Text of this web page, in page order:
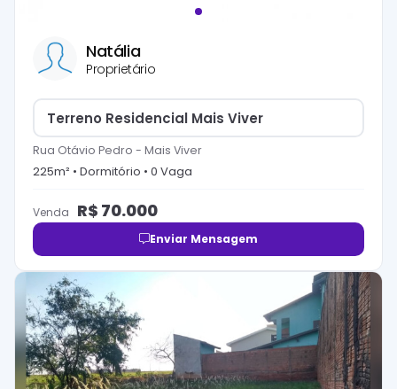
Natália
Proprietário
Terreno Residencial Mais Viver
Rua Otávio Pedro - Mais Viver
225m² • Dormitório • 0 Vaga
Venda R$ 70.000
Enviar Mensagem